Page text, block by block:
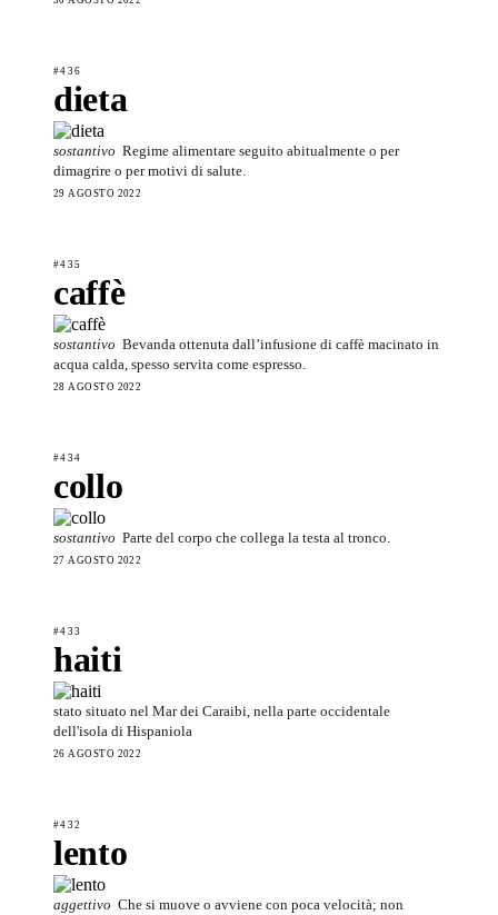
#436
dieta
sostantivo Regime alimentare seguito abitualmente o per
dimagrire o per motivi di salute.
29 AGOSTO 2022
#435
caffè
sostantivo Bevanda ottenuta dall’infusione di caffè macinato in
acqua calda, spesso servita come espresso.
28 AGOSTO 2022
#434
collo
sostantivo Parte del corpo che collega la testa al tronco.
27 AGOSTO 2022
#433
haiti
stato situato nel Mar dei Caraibi, nella parte occidentale
dell'isola di Hispaniola
26 AGOSTO 2022
#432
lento
aggettivo Che si muove o avviene con poca velocità; non